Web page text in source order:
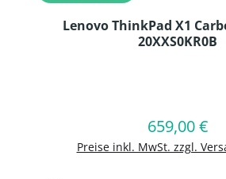
Lenovo ThinkPad X1
20XXS0KR0B
Regulärer
659,00 €
Preise inkl. MwSt. zzgl.
In den Warenkorb